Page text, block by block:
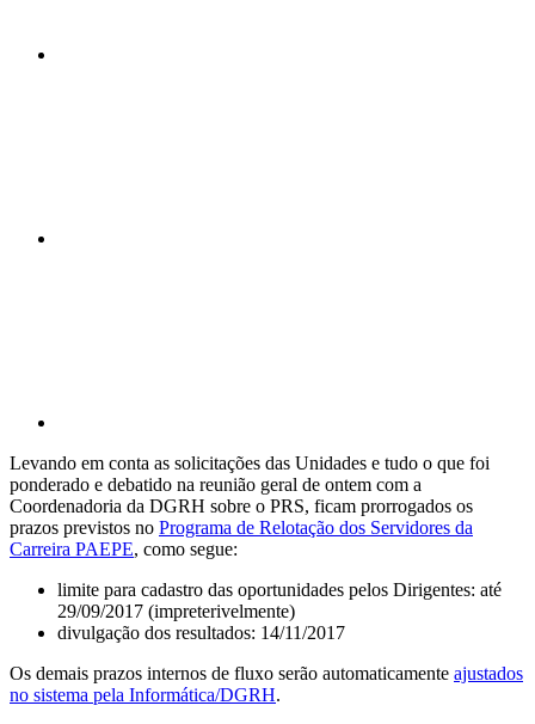
Levando em conta as solicitações das Unidades e tudo o que foi
ponderado e debatido na reunião geral de ontem com a
Coordenadoria da DGRH sobre o PRS, ficam prorrogados os
prazos previstos no Programa de Relotação dos Servidores da
Carreira PAEPE, como segue:
limite para cadastro das oportunidades pelos Dirigentes: até
29/09/2017 (impreterivelmente)
divulgação dos resultados: 14/11/2017
Os demais prazos internos de fluxo serão automaticamente ajustados
no sistema pela Informática/DGRH.